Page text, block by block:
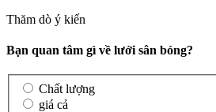
Thăm dò ý kiến
Bạn quan tâm gì về lưới sân bóng?
Chất lượng
giá cả